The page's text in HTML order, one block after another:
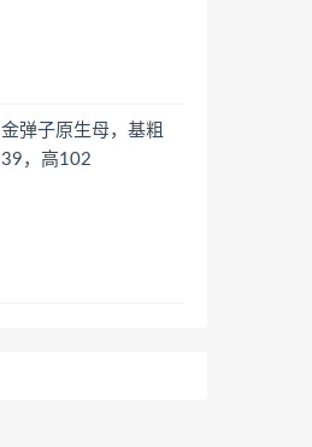
金弹子原生母，基粗
39，高102